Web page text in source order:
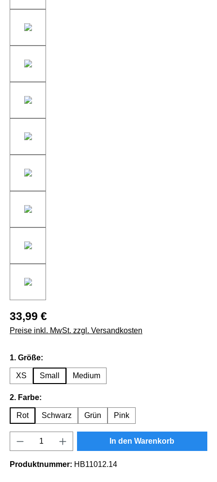
33,99 €
Preise inkl. MwSt. zzgl. Versandkosten
1. Größe:
XS Small Medium
2. Farbe:
Rot Schwarz Grün Pink
Produkt Anzahl: Gib den gewünschten
In den Warenkorb
Produktnummer: HB11012.14